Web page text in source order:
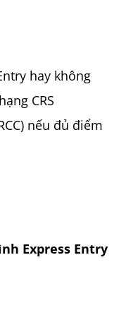
hay không
CRS
nếu đủ điểm
Express Entry